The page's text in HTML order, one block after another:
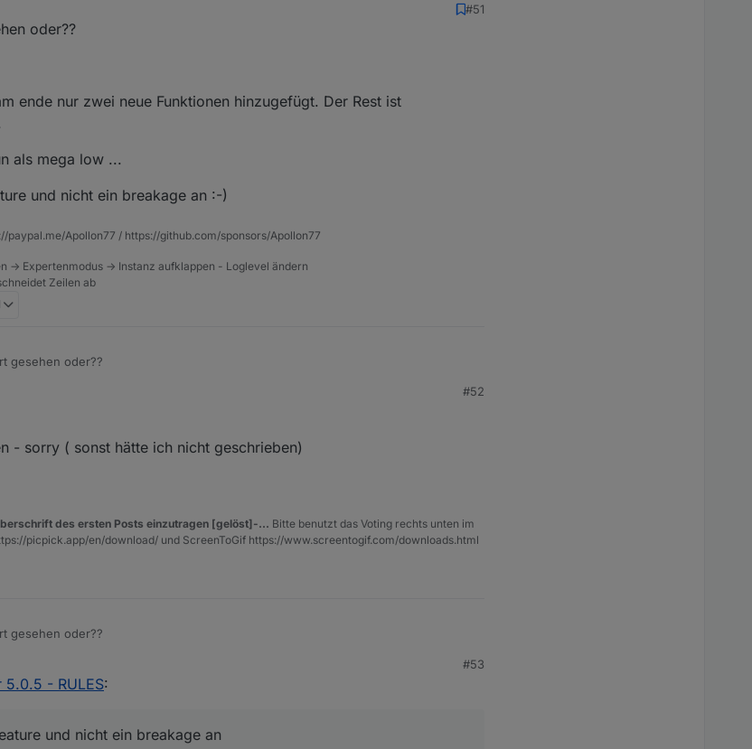
geholfen.
mir die Rules gerne mal anschauen und testen.
Bereichen keine Fehler auftreten.
- ist wohl nur für testsysteme gedacht, da großer versionssprung ?
#51
oder??
ende nur zwei neue Funktionen hinzugefügt. Der Rest ist
als mega low ...
und nicht ein breakage an :-)
Apollon77 / https://github.com/sponsors/Apollon77
-> Expertenmodus -> Instanz aufklappen - Loglevel ändern
Zeilen ab
gesehen oder??
#52
- sorry ( sonst hätte ich nicht geschrieben)
des ersten Posts einzutragen [gelöst]-... Bitte benutzt das Voting rechts unten im
picpick.app/en/download/ und ScreenToGif https://www.screentogif.com/downloads.html
gesehen oder??
tun als mega low ...
#53
5.0.5 - RULES:
und nicht ein breakage an